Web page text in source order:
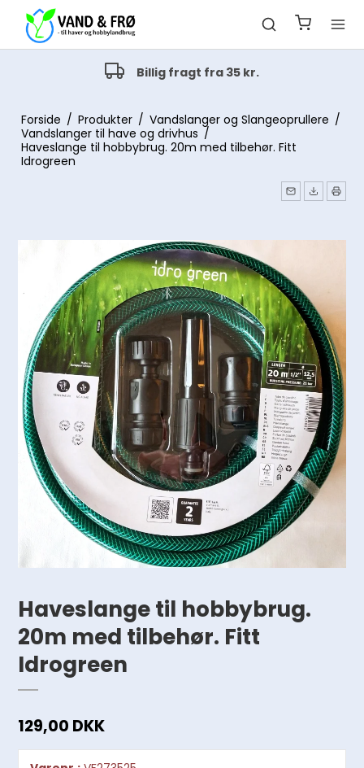
Alt indenfor havevanding
Drypvanding og pop-up vanding
Forside / Produkter / Vandslanger og Slangeoprullere /
Vandslanger til have og drivhus /
Haveslange til hobbybrug. 20m med tilbehør. Fitt
Idrogreen
Haveslange til hobbybrug.
20m med tilbehør. Fitt
Idrogreen
129,00 DKK